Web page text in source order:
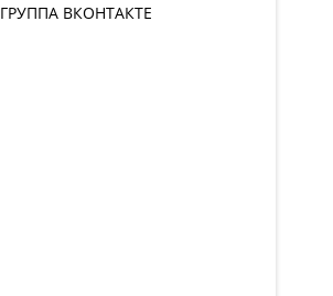
ГРУППА ВКОНТАКТЕ